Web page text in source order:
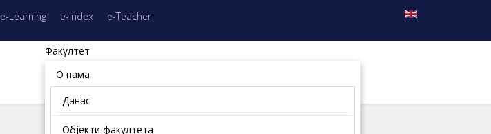
e-Learning e-Index e-Teacher
Факултет
О нама
Данас
Објекти факултета